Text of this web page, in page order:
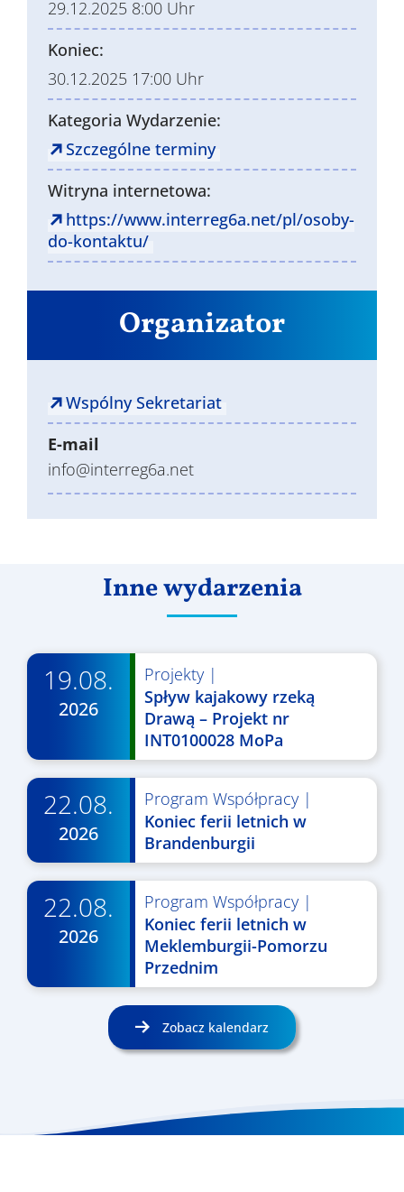
29.12.2025 8:00 Uhr
Koniec:
30.12.2025 17:00 Uhr
Kategoria Wydarzenie:
Szczególne terminy
Witryna internetowa:
https://www.interreg6a.net/pl/osoby-
do-kontaktu/
Organizator
Wspólny Sekretariat
E-mail
info@interreg6a.net
Inne wydarzenia
19.08.
2026
Projekty|
Spływ kajakowy rzeką
Drawą – Projekt nr
INT0100028 MoPa
22.08.
2026
Program Współpracy|
Koniec ferii letnich w
Brandenburgii
22.08.
2026
Program Współpracy|
Koniec ferii letnich w
Meklemburgii-Pomorzu
Przednim
Zobacz kalendarz